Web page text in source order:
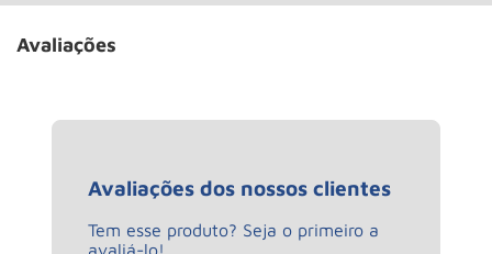
Avaliações
Avaliações dos nossos clientes
Tem esse produto? Seja o primeiro a